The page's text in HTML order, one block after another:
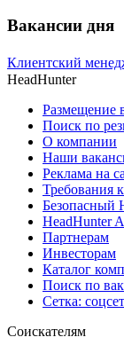
Вакансии дня
Клиентский
HeadHunter
Размещение
Поиск по
О компании
Наши
Реклама на
Требования
Безопасный
HeadHunter
Партнерам
Инвесторам
Каталог
Поиск по
Сетка:
Соискателям